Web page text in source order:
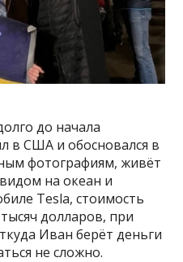
до начала
в США и обосновался в
фотографиям, живёт
на океан и
Tesla, стоимость
долларов, при
Иван берёт деньги
не сложно.